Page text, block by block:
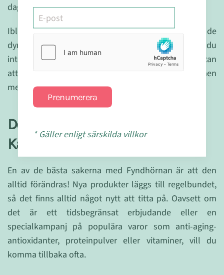
dagliga rutin.
Ibland fungerar de nyare märkena lika bra som de
dyrare och mer kända, men du skulle aldrig veta om du
inte provar. Fyndhörnan låter dig experimentera utan
att oroa dig för kostnaden. Det är en skattjakt – men
med hälsoprodukter!
Det Förändras Ständigt – Så Du
Kan Alltid Komma Tillbaka
En av de bästa sakerna med Fyndhörnan är att den
alltid förändras! Nya produkter läggs till regelbundet,
så det finns alltid något nytt att titta på. Oavsett om
det är ett tidsbegränsat erbjudande eller en
specialkampanj på populära varor som anti-aging-
antioxidanter, proteinpulver eller vitaminer, vill du
komma tillbaka ofta.
Prenumerera
* Gäller enligt särskilda villkor